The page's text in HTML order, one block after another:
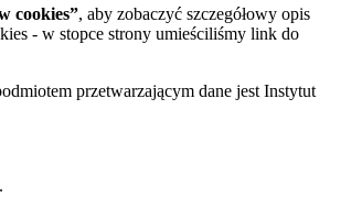
cookies”, aby zobaczyć szczegółowy opis
- w stopce strony umieściliśmy link do
przetwarzającym dane jest Instytut
.